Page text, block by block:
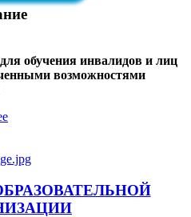
обучения инвалидов и лиц
возможностями